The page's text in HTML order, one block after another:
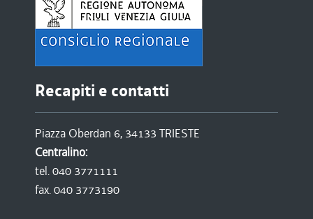
Recapiti e contatti
Piazza Oberdan 6, 34133 TRIESTE
Centralino:
tel. 040 3771111
fax. 040 3773190